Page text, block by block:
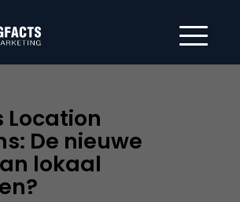
Location
De nieuwe
lokaal